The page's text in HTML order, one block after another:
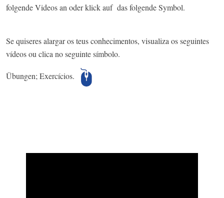
folgende Videos an oder klick auf das folgende Symbol.
Se quiseres alargar os teus conhecimentos, visualiza os seguintes
vídeos ou clica no seguinte símbolo.
Übungen; Exercícios.